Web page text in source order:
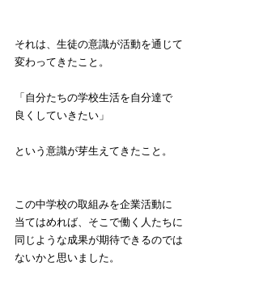
それは、生徒の意識が活動を通じて
変わってきたこと。
「自分たちの学校生活を自分達で
良くしていきたい」
という意識が芽生えてきたこと。
この中学校の取組みを企業活動に
当てはめれば、そこで働く人たちに
同じような成果が期待できるのでは
ないかと思いました。